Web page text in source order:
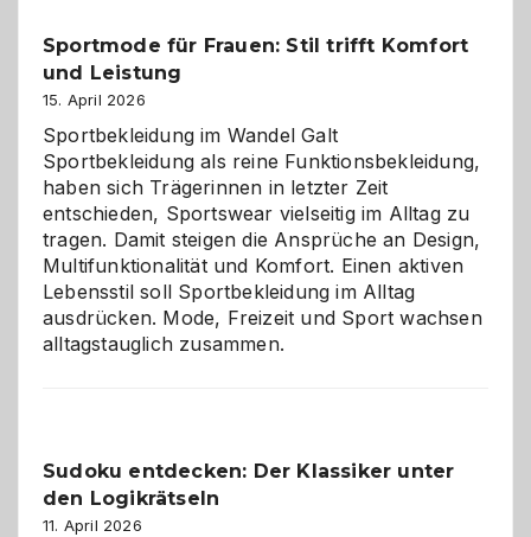
gegen
Chaos
Sportmode für Frauen: Stil trifft Komfort
und Leistung
15. April 2026
Sportbekleidung im Wandel Galt
Sportbekleidung als reine Funktionsbekleidung,
haben sich Trägerinnen in letzter Zeit
entschieden, Sportswear vielseitig im Alltag zu
tragen. Damit steigen die Ansprüche an Design,
Multifunktionalität und Komfort. Einen aktiven
Lebensstil soll Sportbekleidung im Alltag
ausdrücken. Mode, Freizeit und Sport wachsen
alltagstauglich zusammen.
Sudoku entdecken: Der Klassiker unter
den Logikrätseln
11. April 2026